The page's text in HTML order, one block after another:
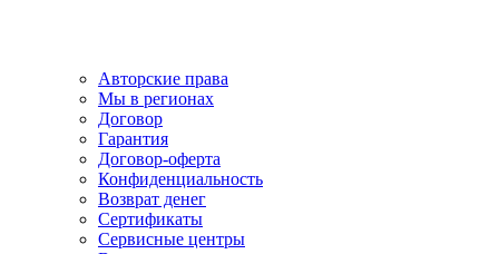
Авторские права
Мы в регионах
Договор
Гарантия
Договор-оферта
Конфиденциальность
Возврат денег
Сертификаты
Сервисные центры